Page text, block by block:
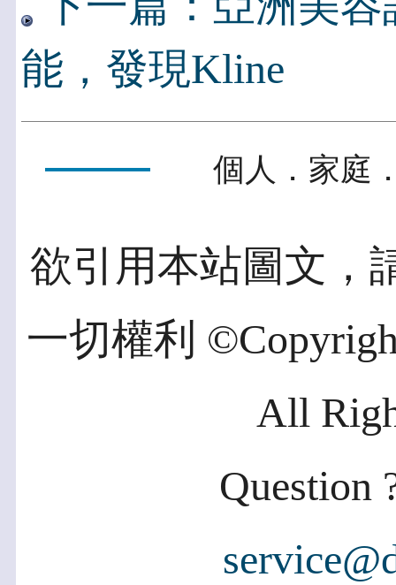
能，發現Kline
個人．家庭
欲引用本站圖文，
一切權利
All
Question